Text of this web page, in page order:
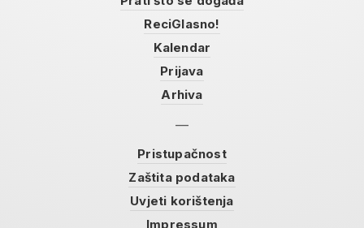
ReciGlasno!
Kalendar
Prijava
Arhiva
Pristupačnost
Zaštita podataka
Uvjeti korištenja
Impressum